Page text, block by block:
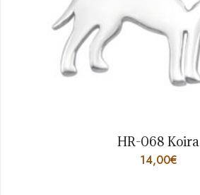
HR-068 Koira
14,00€